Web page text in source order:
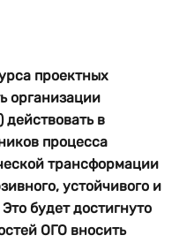
проектных
организации
в
процесса
трансформации
устойчивого и
будет достигнуто
ОГО вносить